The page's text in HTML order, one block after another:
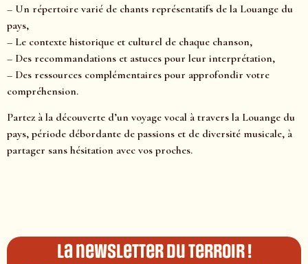
– Un répertoire varié de chants représentatifs de la Louange du
pays,
– Le contexte historique et culturel de chaque chanson,
– Des recommandations et astuces pour leur interprétation,
– Des ressources complémentaires pour approfondir votre
compréhension.
Partez à la découverte d’un voyage vocal à travers la Louange du
pays, période débordante de passions et de diversité musicale, à
partager sans hésitation avec vos proches.
La newsletter du terroir !